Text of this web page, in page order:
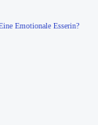
Emotionale Esserin?